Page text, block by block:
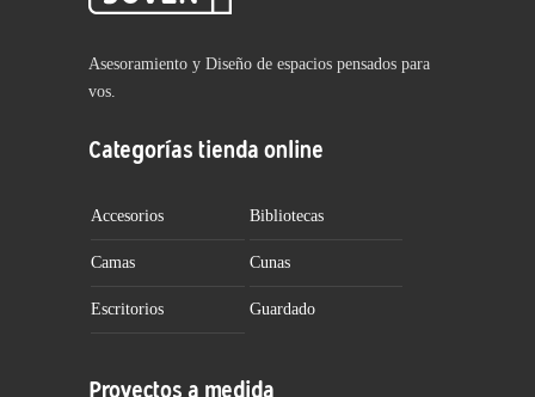
Asesoramiento y Diseño de espacios pensados para
vos.
Categorías tienda online
Accesorios Bibliotecas
Camas Cunas
Escritorios Guardado
Proyectos a medida